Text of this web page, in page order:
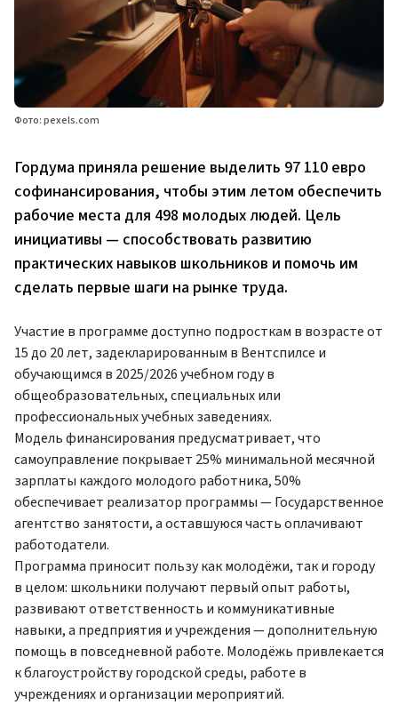
Фото: pexels.com
Гордума приняла решение выделить 97 110 евро
софинансирования, чтобы этим летом обеспечить
рабочие места для 498 молодых людей. Цель
инициативы — способствовать развитию
практических навыков школьников и помочь им
сделать первые шаги на рынке труда.
Участие в программе доступно подросткам в возрасте от
15 до 20 лет, задекларированным в Вентспилсе и
обучающимся в 2025/2026 учебном году в
общеобразовательных, специальных или
профессиональных учебных заведениях.
Модель финансирования предусматривает, что
самоуправление покрывает 25% минимальной месячной
зарплаты каждого молодого работника, 50%
обеспечивает реализатор программы — Государственное
агентство занятости, а оставшуюся часть оплачивают
работодатели.
Программа приносит пользу как молодёжи, так и городу
в целом: школьники получают первый опыт работы,
развивают ответственность и коммуникативные
навыки, а предприятия и учреждения — дополнительную
помощь в повседневной работе. Молодёжь привлекается
к благоустройству городской среды, работе в
учреждениях и организации мероприятий.